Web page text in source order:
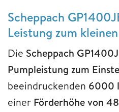
Scheppach
Leistung zum
Die Scheppach
Pumpleistung zum
beeindruckenden 6000
einer Förderhöhe von